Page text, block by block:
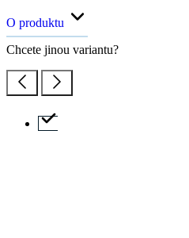
O produktu
Chcete jinou variantu?